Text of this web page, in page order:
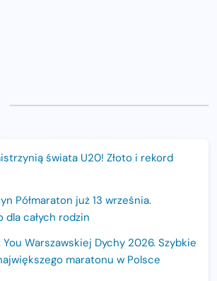
świata U20! Złoto i rekord
Półmaraton już 13 września.
całych rodzin
You Warszawskiej Dychy 2026. Szybkie
maratonu w Polsce